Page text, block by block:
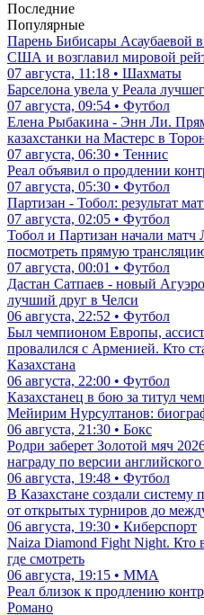
Последние
Популярные
Парень Бибисары Асаубаевой
США и возглавил мировой
07 августа, 11:18 • Шахматы
Барселона увела у Реала
07 августа, 09:54 • Футбол
Елена Рыбакина - Энн Ли.
казахстанки на Мастерс в
07 августа, 06:30 • Теннис
Реал объявил о продлении
07 августа, 05:30 • Футбол
Партизан - Тобол: результат
07 августа, 02:05 • Футбол
Тобол и Партизан начали
посмотреть прямую
07 августа, 00:01 • Футбол
Дастан Сатпаев - новый
лучший друг в Челси
06 августа, 22:52 • Футбол
Был чемпионом Европы,
провалился с Арменией. Кто
Казахстана
06 августа, 22:00 • Футбол
Казахстанец в бою за титул
Мейирим Нурсултанов:
06 августа, 21:30 • Бокс
Родри заберет Золотой мяч
награду по версии
06 августа, 19:48 • Футбол
В Казахстане создали
от открытых турниров до
06 августа, 19:30 • Киберспорт
Naiza Diamond Fight Night. Кто
где смотреть
06 августа, 19:15 • ММА
Реал близок к продлению
Романо